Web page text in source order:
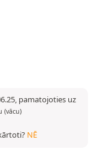
pamatojoties uz
(vācu)
NĒ